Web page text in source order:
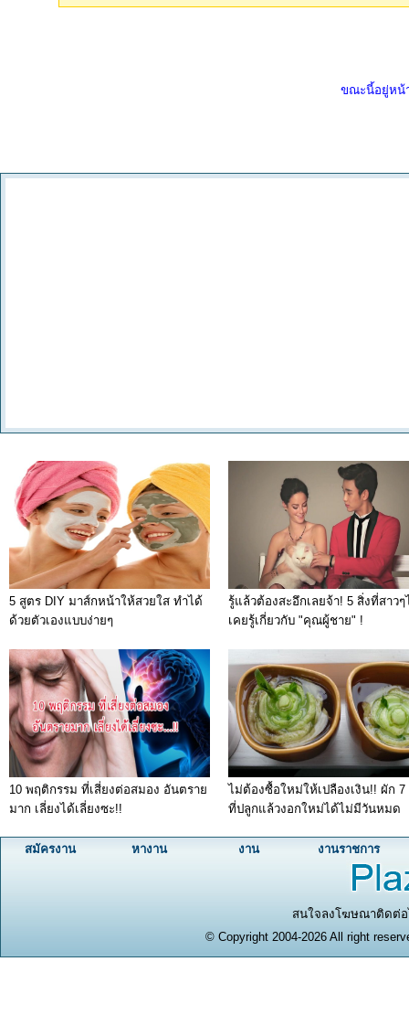
ขณะนี้อยู่ห
5 สูตร DIY มาส์กหน้าให้สวยใส ทำได้
ด้วยตัวเองแบบง่ายๆ
รู้แล้วต้องสะอึกเลยจ้า! 5 สิ่งที่สาวๆ
เคยรู้เกี่ยวกับ "คุณผู้ชาย" !
10 พฤติกรรม ที่เสี่ยงต่อสมอง อันตราย
มาก เลี่ยงได้เลี่ยงซะ!!
ไม่ต้องซื้อใหม่ให้เปลืองเงิน!! ผัก
ที่ปลูกแล้วงอกใหม่ได้ไม่มีวันหมด
สมัครงาน หางาน งาน งานราชการ
สนใจลงโฆษณาติดต่อ
© Copyright 2004-2026 All right